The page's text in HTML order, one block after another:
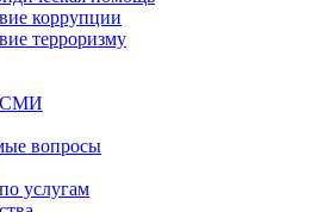
коррупции
терроризму
СМИ
вопросы
услугам